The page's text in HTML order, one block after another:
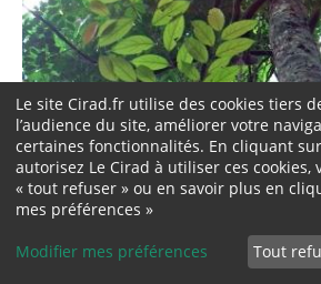
Le site Cirad.fr utilise des cookies tiers
l’audience du site, améliorer votre
certaines fonctionnalités. En cliquant
autorisez Le Cirad à utiliser ces cookies,
« tout refuser » ou en savoir plus en
mes préférences »
Modifier mes préférences Tout